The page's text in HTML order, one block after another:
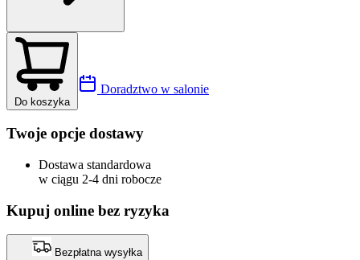
Do koszyka
Doradztwo w salonie
Twoje opcje dostawy
Dostawa standardowa
w ciągu 2-4 dni robocze
Kupuj online bez ryzyka
Bezpłatna wysyłka